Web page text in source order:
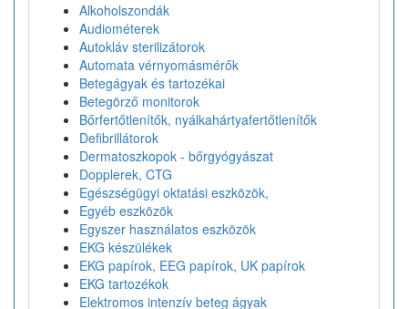
Alkoholszondák
Audiométerek
Autokláv sterilizátorok
Automata vérnyomásmérők
Betegágyak és tartozékai
Betegörző monitorok
Bőrfertőtlenítők, nyálkahártyafertőtlenítők
Defibrillátorok
Dermatoszkopok - bőrgyógyászat
Dopplerek, CTG
Egészségügyi oktatási eszközök,
Egyéb eszközök
Egyszer használatos eszközök
EKG készülékek
EKG papírok, EEG papírok, UK papírok
EKG tartozékok
Elektromos intenzív beteg ágyak